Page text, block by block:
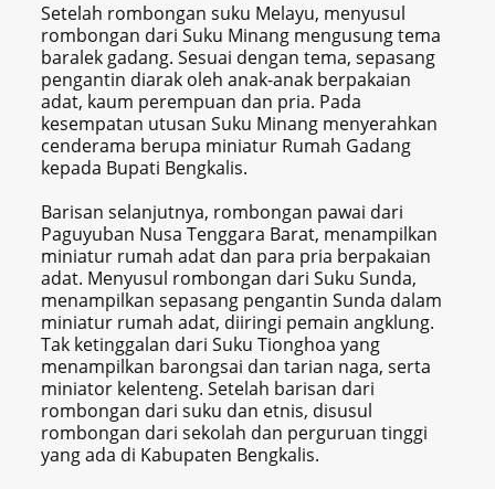
Setelah rombongan suku Melayu, menyusul
rombongan dari Suku Minang mengusung tema
baralek gadang. Sesuai dengan tema, sepasang
pengantin diarak oleh anak-anak berpakaian
adat, kaum perempuan dan pria. Pada
kesempatan utusan Suku Minang menyerahkan
cenderama berupa miniatur Rumah Gadang
kepada Bupati Bengkalis.
Barisan selanjutnya, rombongan pawai dari
Paguyuban Nusa Tenggara Barat, menampilkan
miniatur rumah adat dan para pria berpakaian
adat. Menyusul rombongan dari Suku Sunda,
menampilkan sepasang pengantin Sunda dalam
miniatur rumah adat, diiringi pemain angklung.
Tak ketinggalan dari Suku Tionghoa yang
menampilkan barongsai dan tarian naga, serta
miniator kelenteng. Setelah barisan dari
rombongan dari suku dan etnis, disusul
rombongan dari sekolah dan perguruan tinggi
yang ada di Kabupaten Bengkalis.